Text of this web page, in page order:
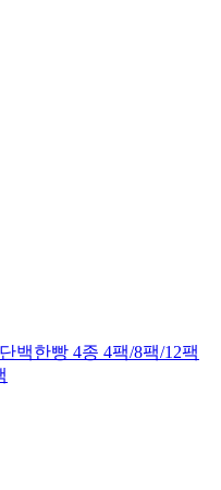
백한빵 4종 4팩/8팩/12팩